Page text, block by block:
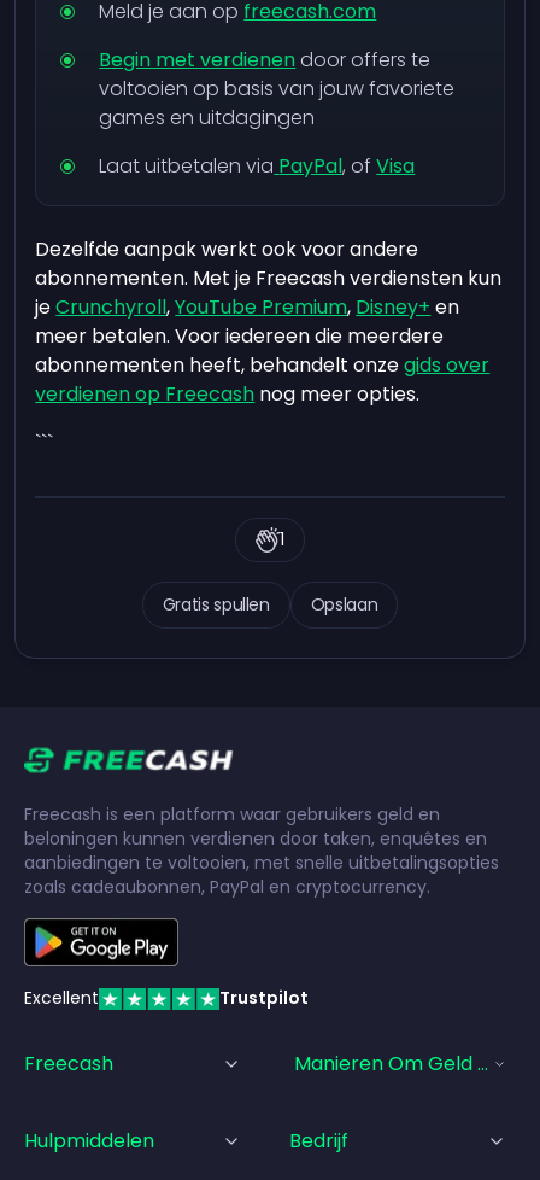
Meld je aan op freecash.com
Begin met verdienendoor offers te
voltooien op basis van jouw favoriete
games en uitdagingen
Laat uitbetalen via PayPal, ofVisa
Dezelfde aanpak werkt ook voor andere
abonnementen. Met je Freecash verdiensten kun
jeCrunchyroll,YouTube Premium, Disney+ en
meer betalen. Voor iedereen die meerdere
abonnementen heeft, behandelt onzegids over
verdienen op Freecash nog meer opties.
```
Gratis spullen Opslaan
1
Freecash is een platform waar gebruikers geld en
beloningen kunnen verdienen door taken, enquêtes en
aanbiedingen te voltooien, met snelle uitbetalingsopties
zoals cadeaubonnen, PayPal en cryptocurrency.
Excellent Trustpilot
Freecash Manieren Om Geld Te
Hulpmiddelen Bedrijf